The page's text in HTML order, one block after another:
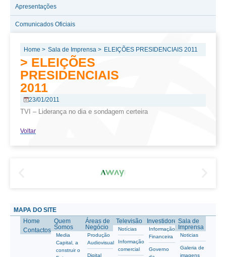
Apresentações
Comunicados Oficiais
Home > Sala de Imprensa > ELEIÇÕES PRESIDENCIAIS 2011
> ELEIÇÕES
PRESIDENCIAIS
2011
23/01/2011
TVI – Liderança no dia e sondagem certeira
Voltar
MAPA DO SITE
Home
Contactos
Quem
Somos
Media
Capital, a
construir o
Áreas de
Negócio
Produção
Audiovisual
Digital
Televisão
Notícias
Informação
comercial
Investidores
Informação
Financeira
Governo
Sala de
Imprensa
Noticias
Galeria de
imagens